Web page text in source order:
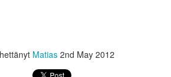
Matias 2nd May 2012
kiinnostavaa onkaan tietää
on sohvalta jääkaapille, sekä muita